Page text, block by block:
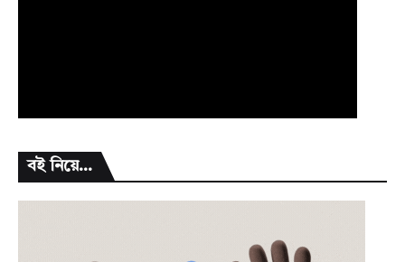
বই নিয়ে...